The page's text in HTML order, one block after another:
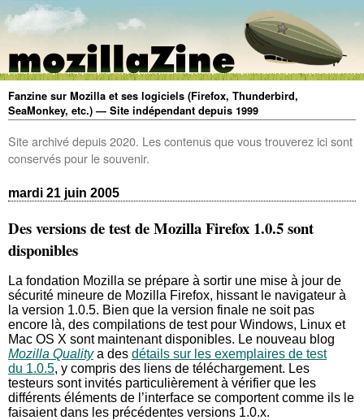
Fanzine sur Mozilla et ses logiciels (Firefox, Thunderbird,
SeaMonkey, etc.) — Site indépendant depuis 1999
Site archivé depuis 2020. Les contenus que vous trouverez ici sont
conservés pour le souvenir.
mardi 21 juin 2005
Des versions de test de Mozilla Firefox 1.0.5 sont
disponibles
La fondation Mozilla se prépare à sortir une mise à jour de
sécurité mineure de Mozilla Firefox, hissant le navigateur à
la version 1.0.5. Bien que la version finale ne soit pas
encore là, des compilations de test pour Windows, Linux et
Mac OS X sont maintenant disponibles. Le nouveau blog
Mozilla Qualitya des détails sur les exemplaires de test
du 1.0.5, y compris des liens de téléchargement. Les
testeurs sont invités particulièrement à vérifier que les
différents éléments de l’interface se comportent comme ils le
faisaient dans les précédentes versions 1.0.x.